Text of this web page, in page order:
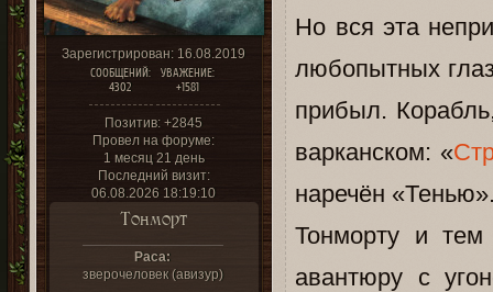
Зарегистрирован: 16.08.2019
СООБЩЕНИЙ:
4302
УВАЖЕНИЕ:
+1581
Позитив: +2845
Провел на форуме:
1 месяц 21 день
Последний визит:
06.08.2026 18:19:10
Тонморт
Раса:
зверочеловек (авизур)
Но вся эта
любопытных
прибыл.
варканском: «
наречён
Тонморту и
авантюру с